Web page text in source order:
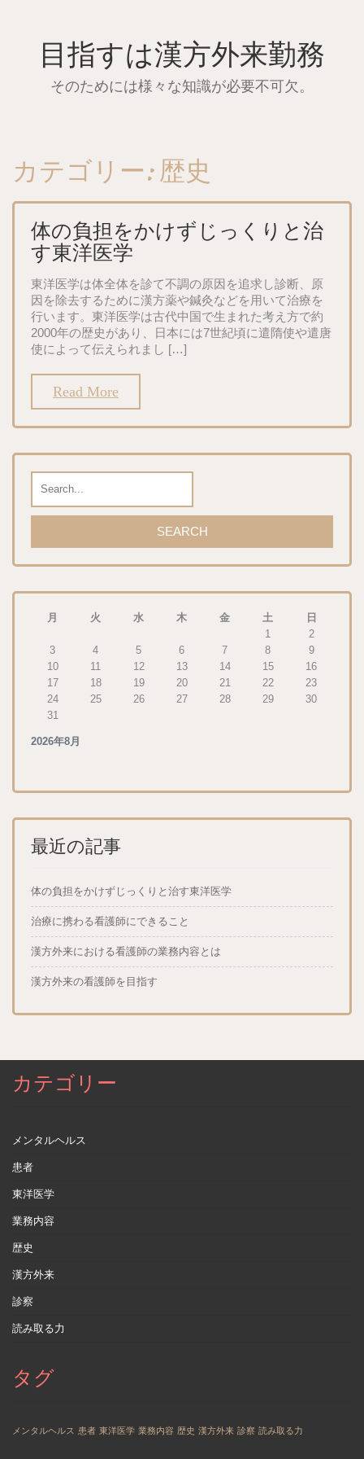
目指すは漢方外来勤務
そのためには様々な知識が必要不可欠。
カテゴリー:歴史
体の負担をかけずじっくりと治
す東洋医学
東洋医学は体全体を診て不調の原因を追求し診断、原
因を除去するために漢方薬や鍼灸などを用いて治療を
行います。東洋医学は古代中国で生まれた考え方で約
2000年の歴史があり、日本には7世紀頃に遣隋使や遣唐
使によって伝えられまし […]
Read More
2026年8月
月 火 水 木 金 土
日
1
2
3
4 5 6 7 8
9
10
11 12 13 14 15
16
17
18 19 20 21 22
23
24
25 26 27 28 29
30
31
最近の記事
体の負担をかけずじっくりと治す東洋医学
治療に携わる看護師にできること
漢方外来における看護師の業務内容とは
漢方外来の看護師を目指す
カテゴリー
メンタルヘルス
患者
東洋医学
業務内容
歴史
漢方外来
診察
読み取る力
タグ
メンタルヘルス 患者 東洋医学 業務内容 歴史 漢方外来 診察 読み取る力